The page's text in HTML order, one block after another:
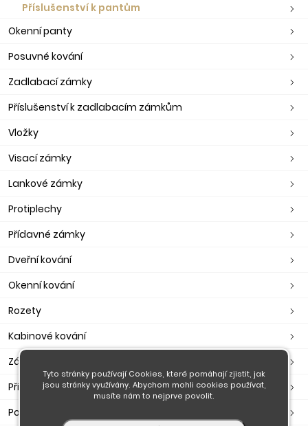
Příslušenství k pantům
Okenní panty
Posuvné kování
Zadlabací zámky
Příslušenství k zadlabacím zámkům
Vložky
Visací zámky
Lankové zámky
Protiplechy
Přídavné zámky
Dveřní kování
Okenní kování
Rozety
Kabinové kování
Zástrče, petlice, závory
Příslušenství - okna a dveře
Poštovní schránky, pokladny
Tyto stránky používají Cookies, které pomáhají zjistit, jak
jsou stránky využívány. Abychom mohli cookies používat,
musíte nám to nejprve povolit.